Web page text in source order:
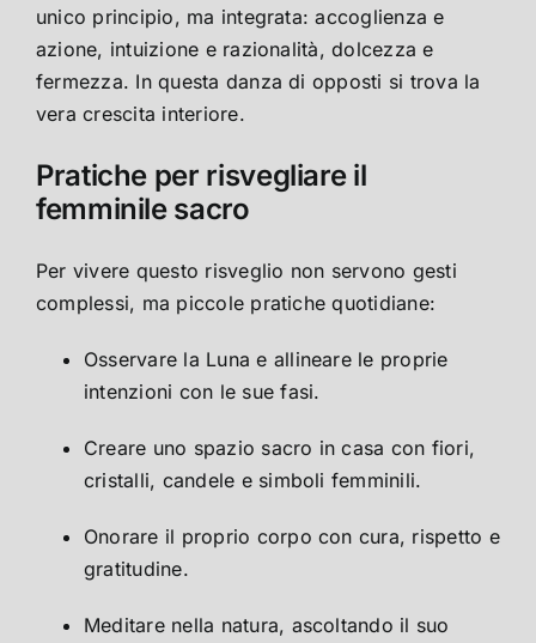
unico principio, ma integrata: accoglienza e
azione, intuizione e razionalità, dolcezza e
fermezza. In questa danza di opposti si trova la
vera crescita interiore.
Pratiche per risvegliare il
femminile sacro
Per vivere questo risveglio non servono gesti
complessi, ma piccole pratiche quotidiane:
Osservare la Luna e allineare le proprie
intenzioni con le sue fasi.
Creare uno spazio sacro in casa con fiori,
cristalli, candele e simboli femminili.
Onorare il proprio corpo con cura, rispetto e
gratitudine.
Meditare nella natura, ascoltando il suo